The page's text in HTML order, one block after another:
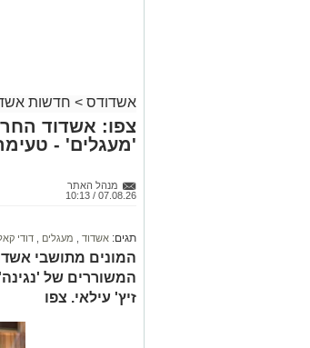
אשדודס > חדשות
צפו: אשדוד
'מעגלים' -
מנהל האתר
07.08.26 / 10:13
תגים: אשדוד מעגלים דודי
המונים מתושבי
המשוררים של
זיץ' עילאי. צפו